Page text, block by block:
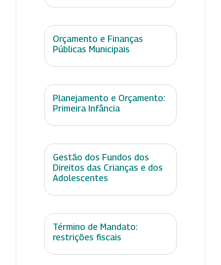
Orçamento e Finanças
Públicas Municipais
Planejamento e Orçamento:
Primeira Infância
Gestão dos Fundos dos
Direitos das Crianças e dos
Adolescentes
Término de Mandato:
restrições fiscais